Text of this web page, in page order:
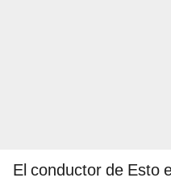
El conductor de Esto